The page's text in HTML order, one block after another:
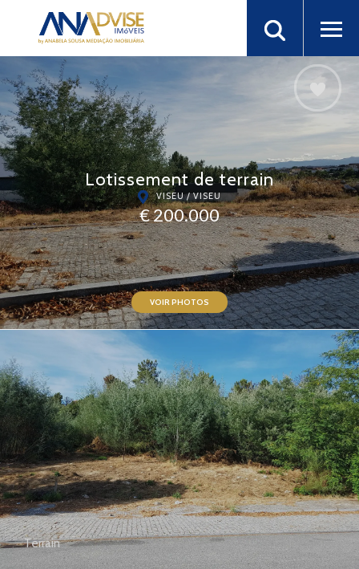
VOIR PHOTOS
Lotissement de terrain
VISEU / VISEU
€ 200.000
Terrain